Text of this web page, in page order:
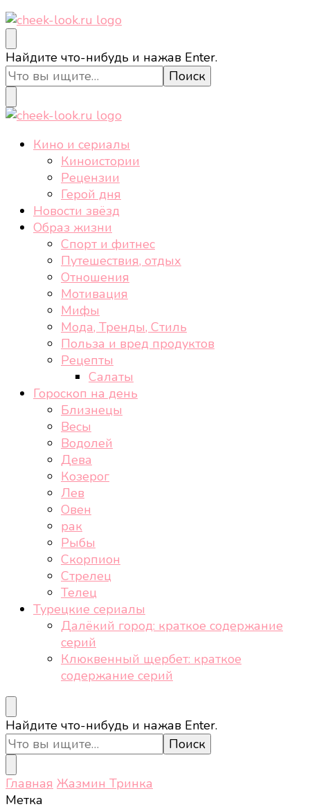
cheek-look.ru
Женский сайт о звездах и кино, а также трендах,
здоровом образе жизни, спорте, стиле, отдыхе и
еде.
Ищите
что-
то?
Найдите что-нибудь и нажав Enter.
cheek-look.ru
Женский сайт о звездах и кино, а также трендах,
здоровом образе жизни, спорте, стиле, отдыхе и
Кино и сериалы
Киноистории
Рецензии
Герой дня
Новости звёзд
Образ жизни
Спорт и фитнес
Путешествия, отдых
Отношения
Мотивация
Мифы
Мода, Тренды, Стиль
Польза и вред продуктов
Рецепты
Салаты
Гороскоп на день
Близнецы
Весы
Водолей
Дева
Козерог
Лев
Овен
рак
Рыбы
Скорпион
Стрелец
Телец
Турецкие сериалы
Далёкий город: краткое содержание
серий
Клюквенный щербет: краткое
содержание серий
Ищите
что-
то?
Найдите что-нибудь и нажав Enter.
Главная Жазмин Тринка
Метка